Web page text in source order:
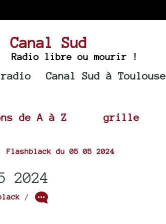
Canal Sud
Radio libre ou mourir !
Canal Sud à Toulouse
de A à Z grille
Flashblack du 05 05 2024
2024
/